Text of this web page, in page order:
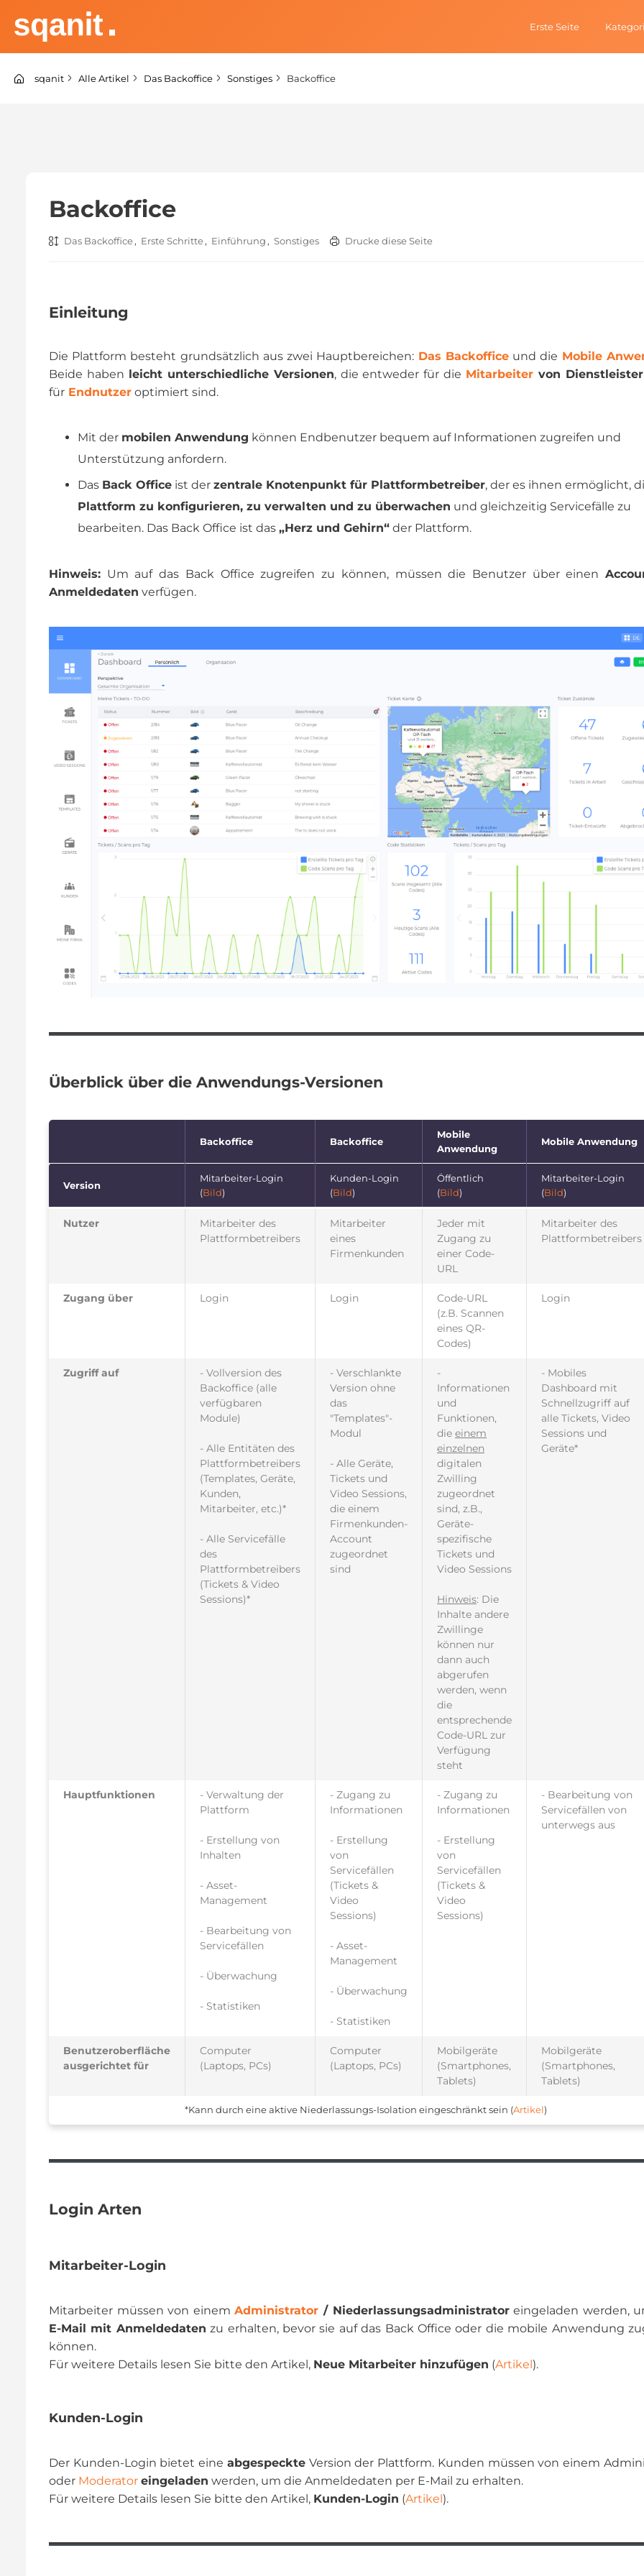
Inhalt
springen
sqanit Knowledge center
Erste Seite
sqanit Alle Artikel Das Backoffice Sonstiges Backoffice
Backoffice
Das Backoffice , Erste Schritte , Einführung , Sonstiges Drucke diese Seite
Einleitung
Die Plattform besteht grundsätzlich aus zwei Hauptbereichen: Das Backofficeund die Mobile
Beide haben leicht unterschiedliche Versionen, die entweder für die Mitarbeiter von
für Endnutzer optimiert sind.
Mit der mobilen Anwendung können Endbenutzer bequem auf Informationen zugreifen und
Unterstützung anfordern.
Das Back Office ist der zentrale Knotenpunkt für Plattformbetreiber, der es ihnen ermöglicht,
Plattform zu konfigurieren, zu verwalten und zu überwachen und gleichzeitig Servicefälle zu
bearbeiten. Das Back Office ist das „Herz und Gehirn“ der Plattform.
Hinweis: Um auf das Back Office zugreifen zu können, müssen die Benutzer über einen
Anmeldedaten verfügen.
Überblick über die Anwendungs-Versionen
Backoffice Backoffice
Mobile
Anwendung
Mobile Anwendung
Version
Mitarbeiter-Login
(Bild)
Kunden-Login
(Bild)
Öffentlich
(Bild)
Mitarbeiter-Login
(Bild)
Nutzer
Mitarbeiter des
Plattformbetreibers
Mitarbeiter
eines
Firmenkunden
Jeder mit
Zugang zu
einer Code-
URL
Mitarbeiter des
Plattformbetreibers
Zugang über Login Login
Code-URL
(z.B. Scannen
eines QR-
Codes)
Login
Zugriff auf
- Vollversion des
Backoffice (alle
verfügbaren
Module)
- Alle Entitäten des
Plattformbetreibers
(Templates, Geräte,
Kunden,
Mitarbeiter, etc.)*
- Alle Servicefälle
des
Plattformbetreibers
(Tickets & Video
Sessions)*
- Verschlankte
Version ohne
das
"Templates"-
Modul
- Alle Geräte,
Tickets und
Video Sessions,
die einem
Firmenkunden-
Account
zugeordnet
sind
-
Informationen
und
Funktionen,
die einem
einzelnen
digitalen
Zwilling
zugeordnet
sind, z.B.,
Geräte-
spezifische
Tickets und
Video Sessions
Hinweis: Die
Inhalte andere
Zwillinge
können nur
dann auch
abgerufen
werden, wenn
die
entsprechende
Code-URL zur
Verfügung
steht
- Mobiles
Dashboard mit
Schnellzugriff auf
alle Tickets, Video
Sessions und
Geräte*
Hauptfunktionen
- Verwaltung der
Plattform
- Erstellung von
Inhalten
- Asset-
Management
- Bearbeitung von
Servicefällen
- Überwachung
- Statistiken
- Zugang zu
Informationen
- Erstellung
von
Servicefällen
(Tickets &
Video
Sessions)
- Asset-
Management
- Überwachung
- Statistiken
- Zugang zu
Informationen
- Erstellung
von
Servicefällen
(Tickets &
Video
Sessions)
- Bearbeitung von
Servicefällen von
unterwegs aus
Benutzeroberfläche
ausgerichtet für
Computer
(Laptops, PCs)
Computer
(Laptops, PCs)
Mobilgeräte
(Smartphones,
Tablets)
Mobilgeräte
(Smartphones,
Tablets)
*Kann durch eine aktive Niederlassungs-Isolation eingeschränkt sein (Artikel)
Login Arten
Mitarbeiter-Login
Mitarbeiter müssen von einemAdministrator / Niederlassungsadministratoreingeladen werden,
E-Mail mit Anmeldedaten zu erhalten, bevor sie auf das Back Office oder die mobile Anwendung
können.
Für weitere Details lesen Sie bitte den Artikel, Neue Mitarbeiter hinzufügen (Artikel).
Kunden-Login
Der Kunden-Login bietet eine abgespeckteVersion der Plattform. Kunden müssen von einem
oder Moderator eingeladen werden, um die Anmeldedaten per E-Mail zu erhalten.
Für weitere Details lesen Sie bitte den Artikel, Kunden-Login (Artikel).